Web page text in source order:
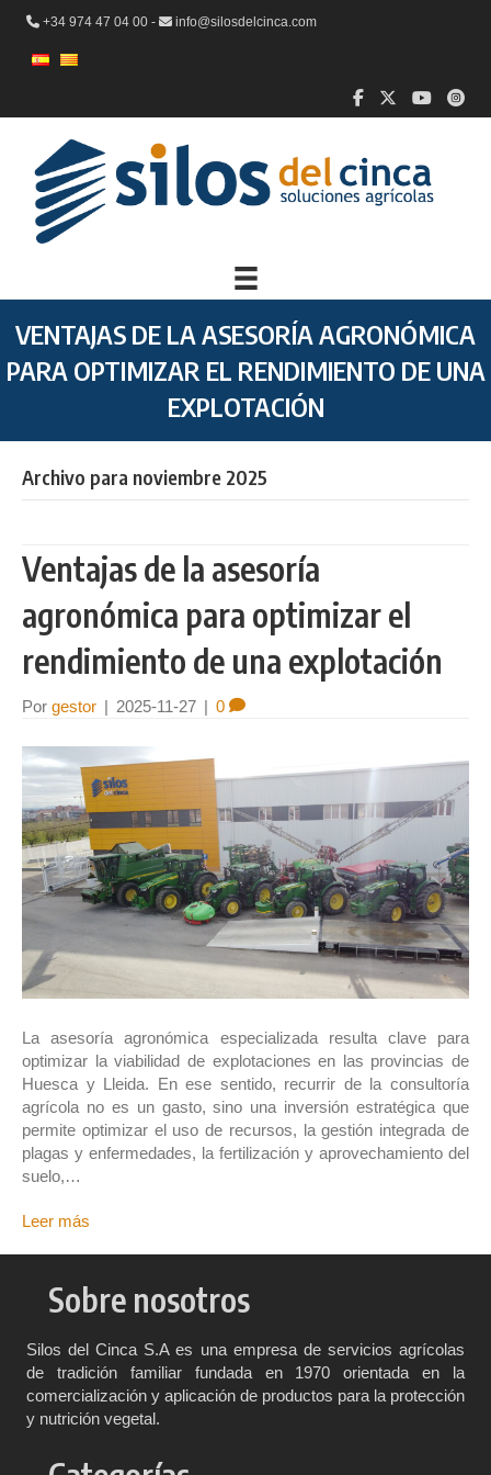
+34 974 47 04 00 - info@silosdelcinca.com
VENTAJAS DE LA ASESORÍA AGRONÓMICA
PARA OPTIMIZAR EL RENDIMIENTO DE UNA
EXPLOTACIÓN
Archivo para noviembre 2025
Ventajas de la asesoría
agronómica para optimizar el
rendimiento de una explotación
Por gestor 2025-11-27 0
La asesoría agronómica especializada resulta clave para
optimizar la viabilidad de explotaciones en las provincias de
Huesca y Lleida. En ese sentido, recurrir de la consultoría
agrícola no es un gasto, sino una inversión estratégica que
permite optimizar el uso de recursos, la gestión integrada de
plagas y enfermedades, la fertilización y aprovechamiento del
suelo,…
Leer más
Sobre nosotros
Silos del Cinca S.A es una empresa de servicios agrícolas
de tradición familiar fundada en 1970 orientada en la
comercialización y aplicación de productos para la protección
y nutrición vegetal.